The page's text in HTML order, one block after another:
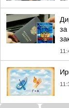
за